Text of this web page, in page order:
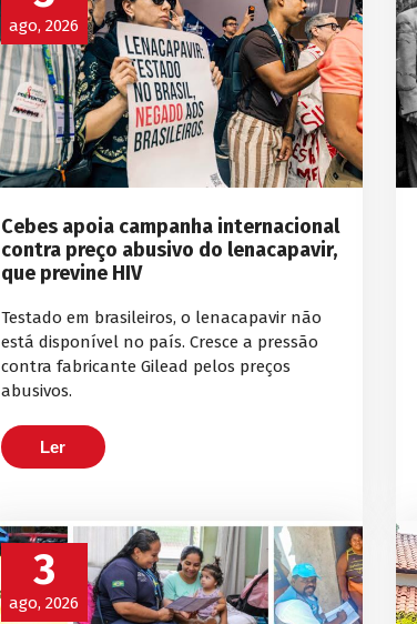
ago, 2026
Cebes apoia campanha internacional
contra preço abusivo do lenacapavir,
que previne HIV
Testado em brasileiros, o lenacapavir não
está disponível no país. Cresce a pressão
contra fabricante Gilead pelos preços
abusivos.
Ler
3
ago, 2026